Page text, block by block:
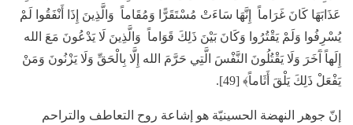
عَذَابَهَا كَانَ غَرَاماً إِنَّهَا سَاءَتْ مُسْتَقَرًّا وَمُقَاماً وَالَّذِينَ إِذَا أَنْفَقُوا لَمْ
يُسْرِفُوا وَلَمْ يَقْتُرُوا وَكَانَ بَيْنَ ذَلِكَ قَوَاماً وَالَّذِينَ لَا يَدْعُونَ مَعَ الله
إِلَهاً آَخَرَ وَلَا يَقْتُلُونَ النَّفْسَ الَّتِي حَرَّمَ الله إِلَّا بِالْحَقِّ وَلَا يَزْنُونَ وَمَنْ
يَفْعَلْ ذَلِكَ يَلْقَ أَثَاماً﴾ [49].
إنّ جوهر النهضة الحسينيّة هو إشاعة روح التعاطف والتراحم